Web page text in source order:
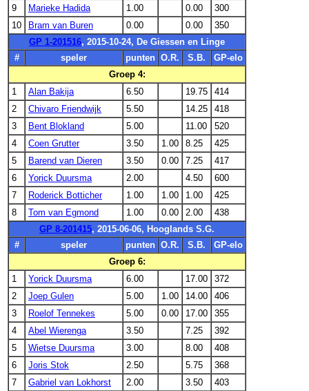
9
Marieke Hadida 1.00 0.00
300
10
Bram van Buren 0.00 0.00
350
GP 1-201516, 2015-10-24, De Giessen en Linge
#
speler punten O.R. S.B.
GP-elo
Groep 4:
1
Alan Bakija 6.50 19.75
414
2
Chivaro Friendwijk 5.50 14.25
418
3
Bent Blokland 5.00 11.00
520
4
Coen Grutter 3.50 1.00 8.25
425
5
Barend van Dieren 3.50 0.00 7.25
417
6
Yorick Duursma 2.00 4.50
600
7
Roderick Botticher 1.00 1.00 1.00
425
8
Tom van Egmond 1.00 0.00 2.00
438
GP 8-201415, 2015-06-06, Hooglands S.G.
#
speler punten O.R. S.B.
GP-elo
Groep 6:
1
Yorick Duursma 6.00 17.00
372
2
Joep Gulen 5.00 1.00 14.00
406
3
Roelof Tennekes 5.00 0.00 17.00
355
4
Abel Wierenga 3.50 7.25
392
5
Wietse Duursma 3.00 8.00
408
6
Joris Stok 2.50 5.75
368
7
Gabriel van Lokhorst 2.00 3.50
403